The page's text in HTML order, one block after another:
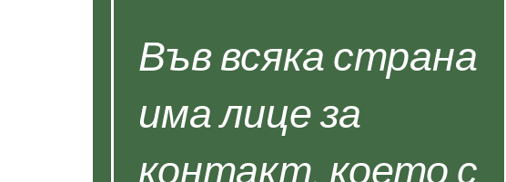
Във всяка страна
има лице за
контакт, което с